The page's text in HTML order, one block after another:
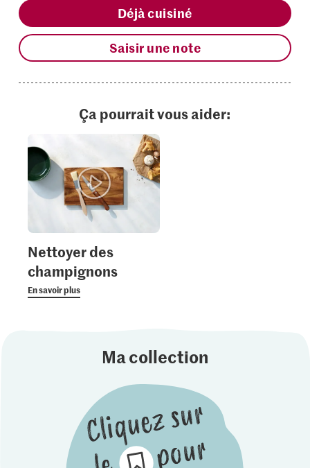
Déjà cuisiné
Saisir une note
Ça pourrait vous aider:
Nettoyer des
champignons
En savoir plus
Ma collection